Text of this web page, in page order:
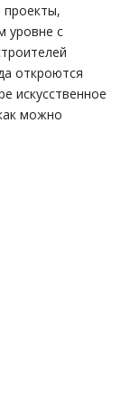
уровне с
откроются
искусственное
можно